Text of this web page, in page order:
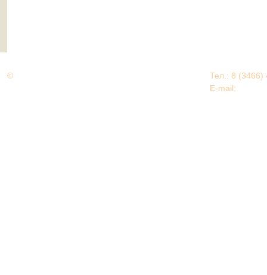
©
Тел.: 8 (3466)
E-mail: